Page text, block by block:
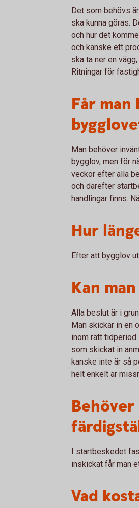
Det som behövs
ska kunna göras.
och hur det
och kanske ett
ska ta ner en
Ritningar för
Får man
Man behöver
bygglov, men för
veckor efter alla
och därefter
handlingar finns.
Hur
Efter att bygglov
Kan
Alla beslut är i
Man skickar in en
inom rätt
som skickat in
kanske inte är så
helt enkelt är
I startbeskedet
inskickat får man
Vad